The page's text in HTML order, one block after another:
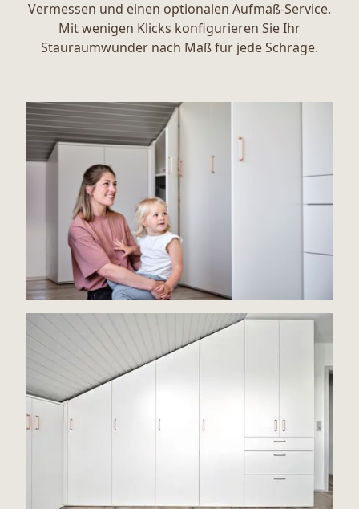
Vermessen und einen optionalen Aufmaß-Service.
Mit wenigen Klicks konfigurieren Sie Ihr
Stauraumwunder nach Maß für jede Schräge.